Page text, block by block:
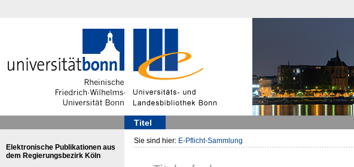
Titel
Elektronische Publikationen aus
dem Regierungsbezirk Köln
Sie sind hier: E-Pflicht-Sammlung